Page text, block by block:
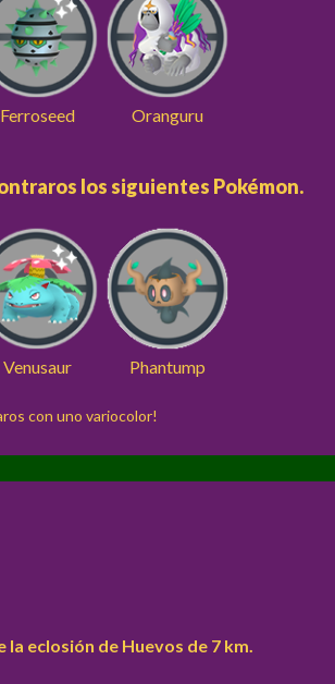
Ferroseed Oranguru
los siguientes Pokémon.
Venusaur Phantump
con uno variocolor!
eclosión de Huevos de 7 km.